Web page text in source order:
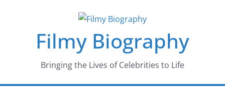
Filmy Biography
Bringing the Lives of Celebrities to Life